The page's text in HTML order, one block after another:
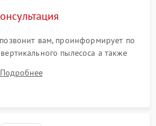
вам, проинформирует по
пылесоса а также
Подробнее